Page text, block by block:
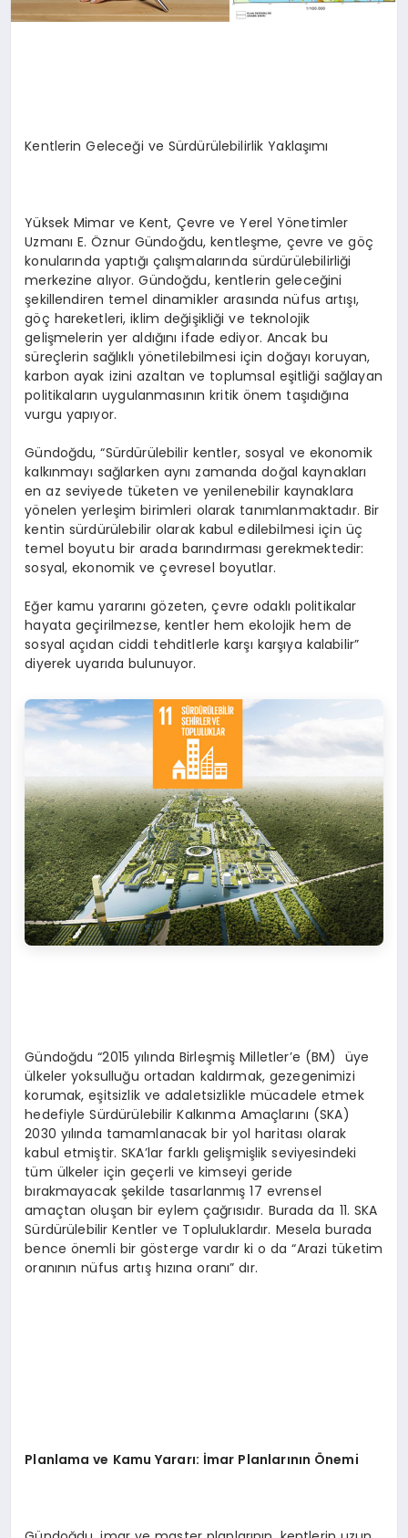
Kentlerin Geleceği ve Sürdürülebilirlik Yaklaşımı
Yüksek Mimar ve Kent, Çevre ve Yerel Yönetimler
Uzmanı E. Öznur Gündoğdu, kentleşme, çevre ve göç
konularında yaptığı çalışmalarında sürdürülebilirliği
merkezine alıyor. Gündoğdu, kentlerin geleceğini
şekillendiren temel dinamikler arasında nüfus artışı,
göç hareketleri, iklim değişikliği ve teknolojik
gelişmelerin yer aldığını ifade ediyor. Ancak bu
süreçlerin sağlıklı yönetilebilmesi için doğayı koruyan,
karbon ayak izini azaltan ve toplumsal eşitliği sağlayan
politikaların uygulanmasının kritik önem taşıdığına
vurgu yapıyor.
Gündoğdu, “Sürdürülebilir kentler, sosyal ve ekonomik
kalkınmayı sağlarken aynı zamanda doğal kaynakları
en az seviyede tüketen ve yenilenebilir kaynaklara
yönelen yerleşim birimleri olarak tanımlanmaktadır. Bir
kentin sürdürülebilir olarak kabul edilebilmesi için üç
temel boyutu bir arada barındırması gerekmektedir:
sosyal, ekonomik ve çevresel boyutlar.
Eğer kamu yararını gözeten, çevre odaklı politikalar
hayata geçirilmezse, kentler hem ekolojik hem de
sosyal açıdan ciddi tehditlerle karşı karşıya kalabilir”
diyerek uyarıda bulunuyor.
Gündoğdu “2015 yılında Birleşmiş Milletler’e (BM) üye
ülkeler yoksulluğu ortadan kaldırmak, gezegenimizi
korumak, eşitsizlik ve adaletsizlikle mücadele etmek
hedefiyle Sürdürülebilir Kalkınma Amaçlarını (SKA)
2030 yılında tamamlanacak bir yol haritası olarak
kabul etmiştir. SKA’lar farklı gelişmişlik seviyesindeki
tüm ülkeler için geçerli ve kimseyi geride
bırakmayacak şekilde tasarlanmış 17 evrensel
amaçtan oluşan bir eylem çağrısıdır. Burada da 11. SKA
Sürdürülebilir Kentler ve Topluluklardır. Mesela burada
bence önemli bir gösterge vardır ki o da “Arazi tüketim
oranının nüfus artış hızına oranı” dır.
Planlama ve Kamu Yararı: İmar Planlarının Önemi